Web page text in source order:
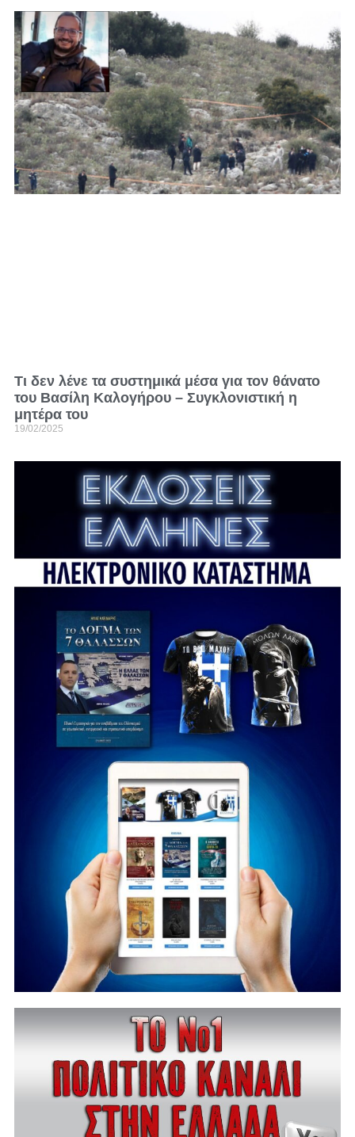
Τι δεν λένε τα συστημικά μέσα για τον θάνατο
του Βασίλη Καλογήρου – Συγκλονιστική η
μητέρα του
19/02/2025